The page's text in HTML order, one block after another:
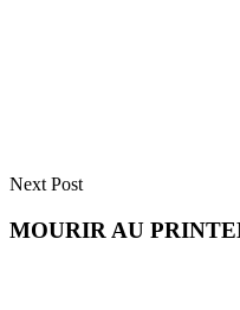
Next Post
MOURIR AU